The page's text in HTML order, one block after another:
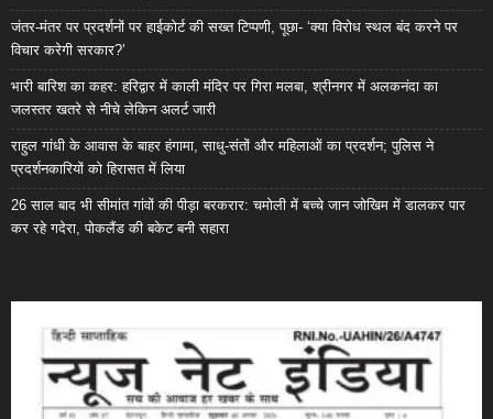
जंतर-मंतर पर प्रदर्शनों पर हाईकोर्ट की सख्त टिप्पणी, पूछा- ‘क्या विरोध स्थल बंद करने पर
विचार करेगी सरकार?’
भारी बारिश का कहर: हरिद्वार में काली मंदिर पर गिरा मलबा, श्रीनगर में अलकनंदा का
जलस्तर खतरे से नीचे लेकिन अलर्ट जारी
राहुल गांधी के आवास के बाहर हंगामा, साधु-संतों और महिलाओं का प्रदर्शन; पुलिस ने
प्रदर्शनकारियों को हिरासत में लिया
26 साल बाद भी सीमांत गांवों की पीड़ा बरकरार: चमोली में बच्चे जान जोखिम में डालकर पार
कर रहे गदेरा, पोकलैंड की बकेट बनी सहारा